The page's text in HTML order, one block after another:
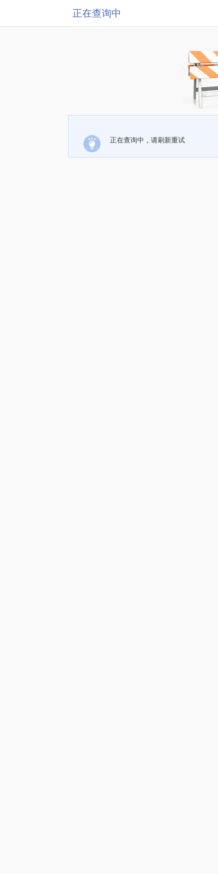
正在查询中
正在查询中，请刷新重试